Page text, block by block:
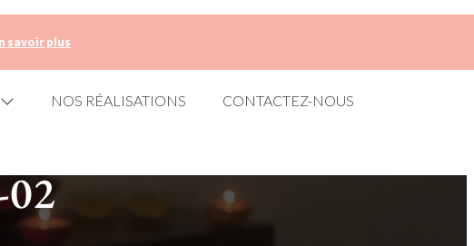
savoir plus
NOS RÉALISATIONS CONTACTEZ-NOUS